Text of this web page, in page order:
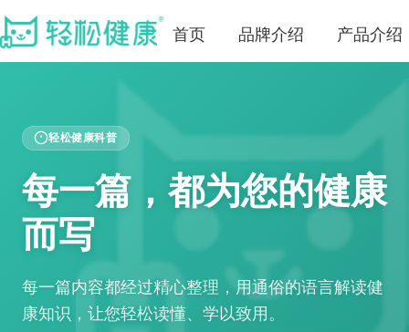
首页 品牌介绍 产品介绍
轻松健康科普
每一篇，都为您的健康
而写
每一篇内容都经过精心整理，用通俗的语言解读健
康知识，让您轻松读懂、学以致用。